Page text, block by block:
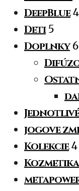
DeepBlue 4
Deti 5
Doplnky
jogove
Kolekcie 4
Kozmetika